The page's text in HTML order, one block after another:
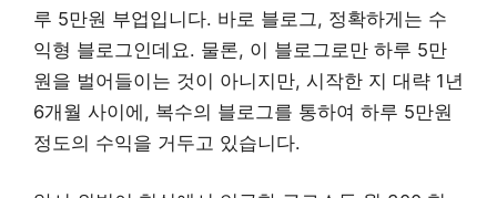
루 5만원 부업입니다. 바로 블로그, 정확하게는 수
익형 블로그인데요. 물론, 이 블로그로만 하루 5만
원을 벌어들이는 것이 아니지만, 시작한 지 대략 1년
6개월 사이에, 복수의 블로그를 통하여 하루 5만원
정도의 수익을 거두고 있습니다.